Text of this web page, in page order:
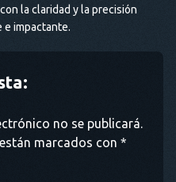
la claridad y la precisión
e impactante.
no se publicará.
marcados con *